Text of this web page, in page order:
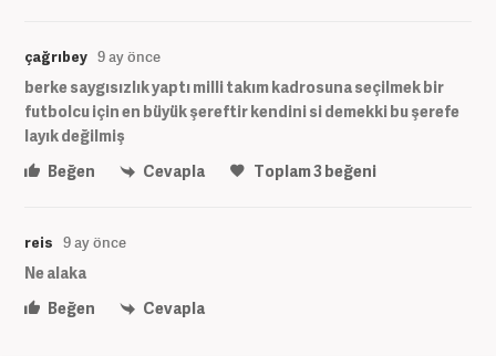
çağrıbey 9 ay önce
berke saygısızlık yaptı milli takım kadrosuna seçilmek bir
futbolcu için en büyük şereftir kendini si demekki bu şerefe
layık değilmiş
Beğen
Cevapla Toplam3beğeni
reis 9 ay önce
Ne alaka
Beğen
Cevapla